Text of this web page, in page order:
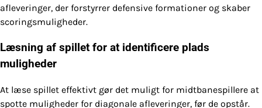
afleveringer, der forstyrrer defensive formationer og skaber
scoringsmuligheder.
Læsning af spillet for at identificere plads
muligheder
At læse spillet effektivt gør det muligt for midtbanespillere at
spotte muligheder for diagonale afleveringer, før de opstår.